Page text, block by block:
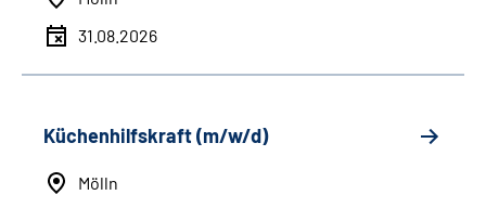
31.08.2026
Küchenhilfskraft (m/w/d)
Mölln